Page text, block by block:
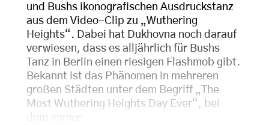
und Bushs ikonografischen Ausdruckstanz
aus dem Video-Clip zu „Wuthering
Heights“. Dabei hat Dukhovna noch darauf
verwiesen, dass es alljährlich für Bushs
Tanz in Berlin einen riesigen Flashmob gibt.
Bekannt ist das Phänomen in mehreren
großen Städten unter dem Begriff „The
Most Wuthering Heights Day Ever“, bei
dem immer